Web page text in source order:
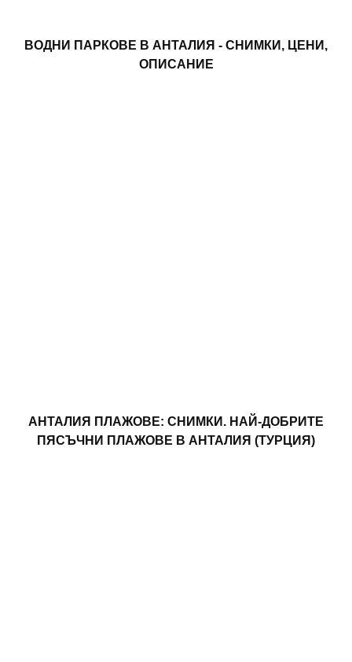
ВОДНИ ПАРКОВЕ В АНТАЛИЯ - СНИМКИ, ЦЕНИ,
ОПИСАНИЕ
АНТАЛИЯ ПЛАЖОВЕ: СНИМКИ. НАЙ-ДОБРИТЕ
ПЯСЪЧНИ ПЛАЖОВЕ В АНТАЛИЯ (ТУРЦИЯ)